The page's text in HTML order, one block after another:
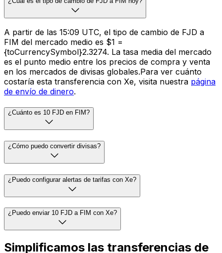
A partir de las 15:09 UTC, el tipo de cambio de FJD a
FIM del mercado medio es $1 =
{toCurrencySymbol}2.3274. La tasa media del mercado
es el punto medio entre los precios de compra y venta
en los mercados de divisas globales.Para ver cuánto
costaría esta transferencia con Xe, visita nuestra página
de envío de dinero.
¿Cuánto es 10 FJD en FIM?
¿Cómo puedo convertir divisas?
¿Puedo configurar alertas de tarifas con Xe?
¿Puedo enviar 10 FJD a FIM con Xe?
Simplificamos las transferencias de